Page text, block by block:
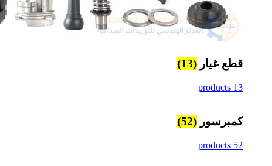
قطع غيار (13)
13 products
كمبرسور (52)
52 products